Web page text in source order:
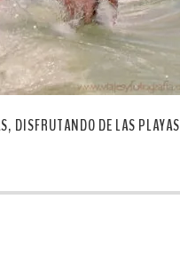
DISFRUTANDO DE LAS PLAYAS